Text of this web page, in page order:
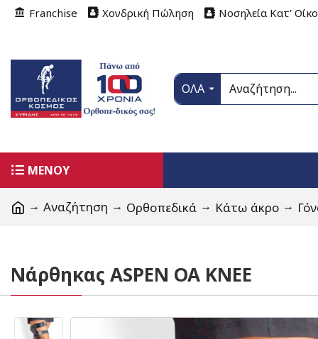
Franchise Χονδρική Πώληση Νοσηλεία Κατ'
ΟΛΑ
ΜΕΝΟΥ
Αναζήτηση Ορθοπεδικά Κάτω άκρο
Νάρθηκας ASPEN OA KNEE